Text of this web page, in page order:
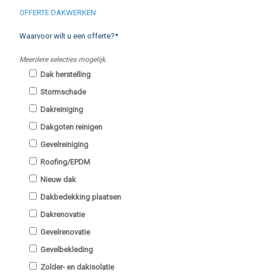
OFFERTE DAKWERKEN
Waarvoor wilt u een offerte?*
Meerdere selecties mogelijk.
Dak herstelling
Stormschade
Dakreiniging
Dakgoten reinigen
Gevelreiniging
Roofing/EPDM
Nieuw dak
Dakbedekking plaatsen
Dakrenovatie
Gevelrenovatie
Gevelbekleding
Zolder- en dakisolatie